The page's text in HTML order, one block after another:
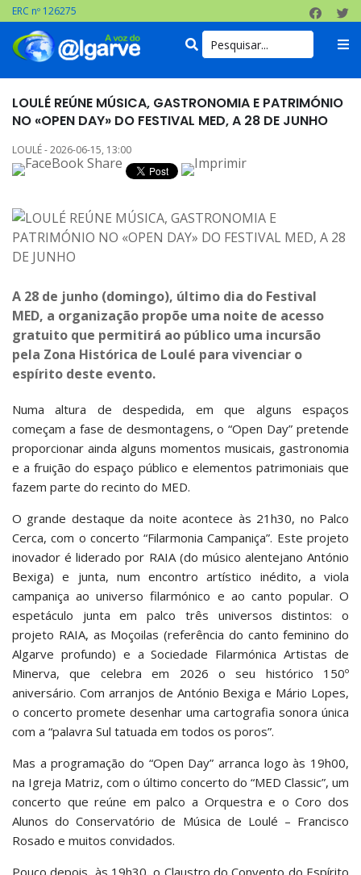
ERC nº 126275
LOULÉ REÚNE MÚSICA, GASTRONOMIA E PATRIMÓNIO
NO «OPEN DAY» DO FESTIVAL MED, A 28 DE JUNHO
LOULÉ - 2026-06-15, 13:00
A 28 de junho (domingo), último dia do Festival
MED, a organização propõe uma noite de acesso
gratuito que permitirá ao público uma incursão
pela Zona Histórica de Loulé para vivenciar o
espírito deste evento.
Numa altura de despedida, em que alguns espaços
começam a fase de desmontagens, o “Open Day” pretende
proporcionar ainda alguns momentos musicais, gastronomia
e a fruição do espaço público e elementos patrimoniais que
fazem parte do recinto do MED.
O grande destaque da noite acontece às 21h30, no Palco
Cerca, com o concerto “Filarmonia Campaniça”. Este projeto
inovador é liderado por RAIA (do músico alentejano António
Bexiga) e junta, num encontro artístico inédito, a viola
campaniça ao universo filarmónico e ao canto popular. O
espetáculo junta em palco três universos distintos: o
projeto RAIA, as Moçoilas (referência do canto feminino do
Algarve profundo) e a Sociedade Filarmónica Artistas de
Minerva, que celebra em 2026 o seu histórico 150º
aniversário. Com arranjos de António Bexiga e Mário Lopes,
o concerto promete desenhar uma cartografia sonora única
com a “palavra Sul tatuada em todos os poros”.
Mas a programação do “Open Day” arranca logo às 19h00,
na Igreja Matriz, com o último concerto do “MED Classic”, um
concerto que reúne em palco a Orquestra e o Coro dos
Alunos do Conservatório de Música de Loulé – Francisco
Rosado e muitos convidados.
Pouco depois, às 19h30, o Claustro do Convento do Espírito